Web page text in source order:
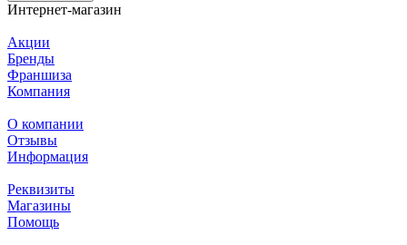
Интернет-магазин
Акции
Бренды
Франшиза
Компания
О компании
Отзывы
Информация
Реквизиты
Магазины
Помощь